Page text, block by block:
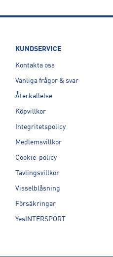
KUNDSERVICE
Kontakta oss
Vanliga frågor & svar
Återkallelse
Köpvillkor
Integritetspolicy
Medlemsvillkor
Cookie-policy
Tävlingsvillkor
Visselblåsning
Försäkringar
YesINTERSPORT